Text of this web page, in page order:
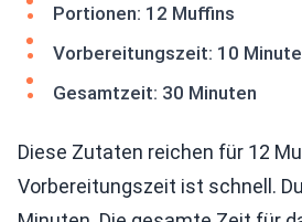
Portionen: 12 Muffins
Vorbereitungszeit: 10
Gesamtzeit: 30 Minuten
Diese Zutaten reichen für 12
Vorbereitungszeit ist schnell.